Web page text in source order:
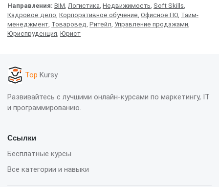
Направления: BIM, Логистика, Недвижимость, Soft Skills,
Кадровое дело, Корпоративное обучение, Офисное ПО, Тайм-
менеджмент, Товаровед, Ритейл, Управление продажами,
Юриспруденция, Юрист
Top Kursy
Развивайтесь с лучшими онлайн-курсами по маркетингу, IT
и программированию.
Ссылки
Бесплатные курсы
Все категории и навыки